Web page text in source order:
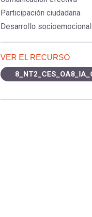
Participación ciudadana
Desarrollo socioemocional
VER EL RECURSO